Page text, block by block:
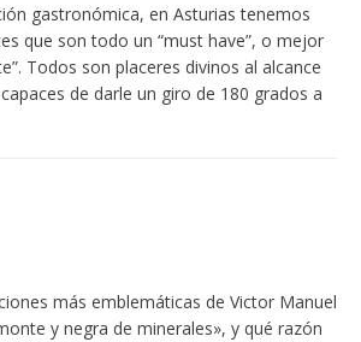
gastronómica, en Asturias tenemos
que son todo un “must have”, o mejor
Todos son placeres divinos al alcance
de darle un giro de 180 grados a
más emblemáticas de Victor Manuel
y negra de minerales», y qué razón